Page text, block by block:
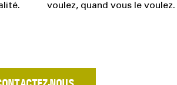
voulez, quand vous le voulez.